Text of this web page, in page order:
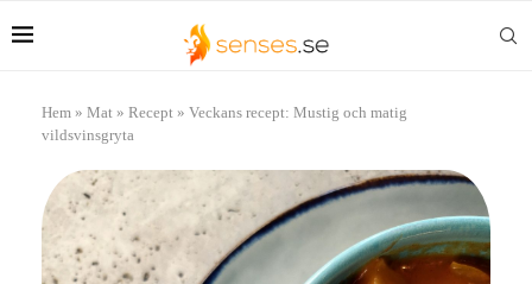
Hem » Mat » Recept » Veckans recept: Mustig och matig
vildsvinsgryta